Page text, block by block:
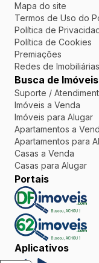
Mapa do site
Termos de Uso do
Política de
Política de Cookies
Premiações
Redes de Imobiliárias
Busca de Imóveis
Suporte /
Imóveis a Venda
Imóveis para Alugar
Apartamentos a
Apartamentos para
Casas a Venda
Casas para Alugar
Portais
Aplicativos